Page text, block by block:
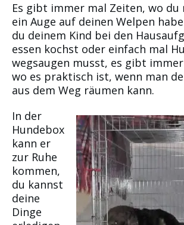
Es gibt immer mal Zeiten, wo du
ein Auge auf deinen Welpen
du deinem Kind bei den
essen kochst oder einfach mal
wegsaugen musst, es gibt
wo es praktisch ist, wenn man
aus dem Weg räumen kann.
In der
Hundebox
kann er
zur Ruhe
kommen,
du kannst
deine
Dinge